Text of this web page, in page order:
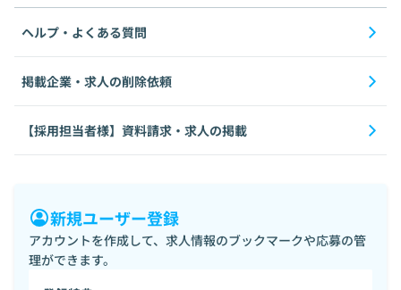
ヘルプ・よくある質問
掲載企業・求人の削除依頼
【採用担当者様】資料請求・求人の掲載
新規ユーザー登録
アカウントを作成して、求人情報のブックマークや応募の管
理ができます。